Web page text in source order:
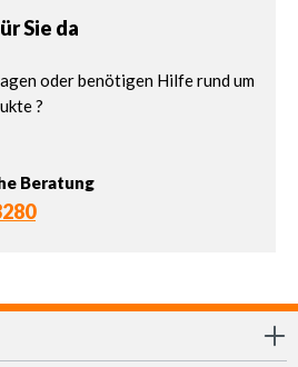
Sie da
oder benötigen Hilfe rund um
?
Beratung